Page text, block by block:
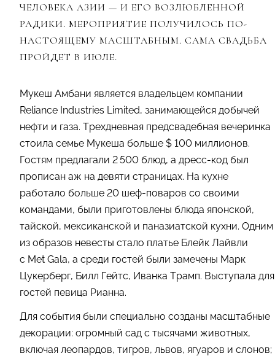
ЧЕЛОВЕКА АЗИИ — И ЕГО ВОЗЛЮБЛЕННОЙ
РАДИКИ. МЕРОПРИЯТИЕ ПОЛУЧИЛОСЬ ПО-
НАСТОЯЩЕМУ МАСШТАБНЫМ. САМА СВАДЬБА
ПРОЙДЕТ В ИЮЛЕ.
Мукеш Амбани является владельцем компании
Reliance Industries Limited, занимающейся добычей
нефти и газа. Трехдневная предсвадебная вечеринка
стоила семье Мукеша больше $ 100 миллионов.
Гостям предлагали 2 500 блюд, а дресс-код был
прописан аж на девяти страницах. На кухне
работало больше 20 шеф-поваров со своими
командами, были приготовлены блюда японской,
тайской, мексиканской и паназиатской кухни. Одним
из образов невесты стало платье Блейк Лайвли
с Met Gala, а среди гостей были замечены Марк
Цукерберг, Билл Гейтс, Иванка Трамп. Выступала для
гостей певица Рианна.
Для события были специально созданы масштабные
декорации: огромный сад с тысячами животных,
включая леопардов, тигров, львов, ягуаров и слонов;